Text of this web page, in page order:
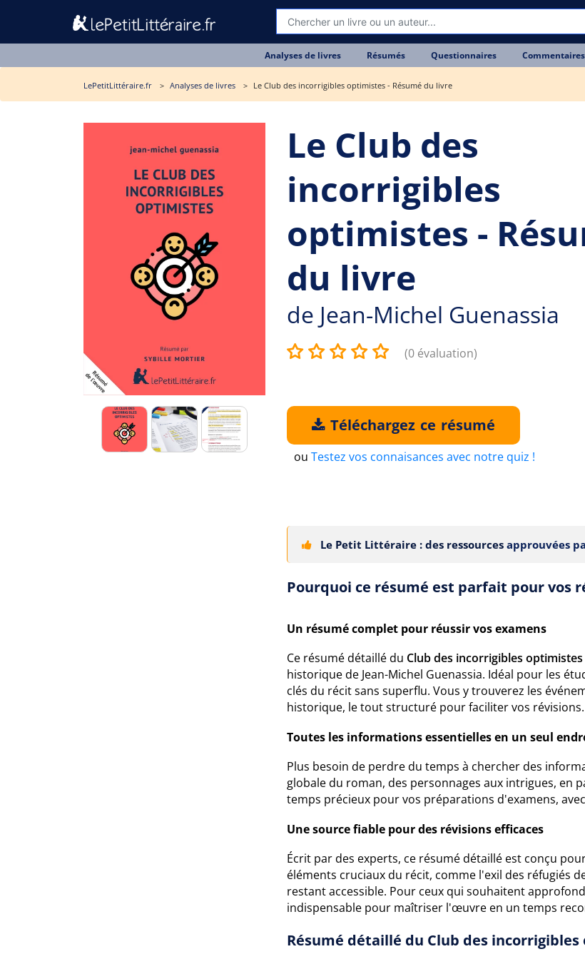
Analyses de livres Résumés Questionnaires
LePetitLittéraire.fr Analyses de livres Le Club des incorrigibles optimistes - Résumé du livre
Le Club des
incorrigibles
optimistes -
du livre
de Jean-Michel Guenassia
(0 évaluation)
Téléchargez ce résumé
ou Testez vos connaisances avec notre quiz !
Le Petit Littéraire : des ressources approuvées
Pourquoi ce résumé est parfait pour vos
Un résumé complet pour réussir vos examens
Ce résumé détaillé du Club des incorrigibles optimistes
historique de Jean-Michel Guenassia. Idéal pour les
clés du récit sans superflu. Vous y trouverez les
historique, le tout structuré pour faciliter vos révisions.
Toutes les informations essentielles en un seul
Plus besoin de perdre du temps à chercher des
globale du roman, des personnages aux intrigues, en
temps précieux pour vos préparations d'examens,
Une source fiable pour des révisions efficaces
Écrit par des experts, ce résumé détaillé est conçu
éléments cruciaux du récit, comme l'exil des réfugiés
restant accessible. Pour ceux qui souhaitent
indispensable pour maîtriser l'œuvre en un temps
Résumé détaillé du Club des